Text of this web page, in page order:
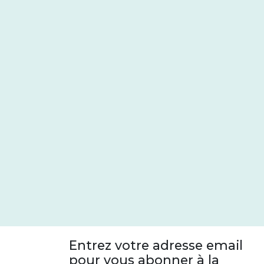
Entrez votre adresse email
pour vous abonner à la